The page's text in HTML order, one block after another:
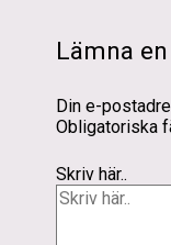
Lämna
Din e-
Obligatoriska
Skriv här..